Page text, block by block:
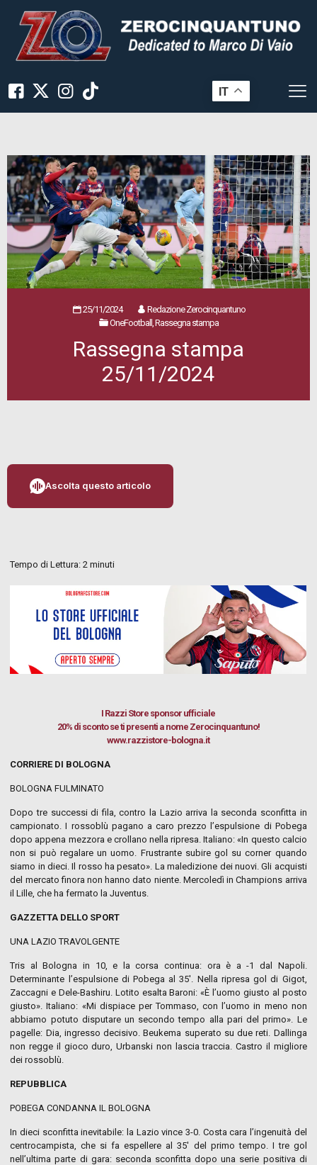
IT
25/11/2024
Redazione Zerocinquantuno
OneFootball, Rassegna stampa
Rassegna stampa
25/11/2024
Ascolta questo articolo
Tempo di Lettura:2 minuti
I Razzi Store sponsor ufficiale
20% di sconto se ti presenti a nome Zerocinquantuno!
www.razzistore-bologna.it
CORRIERE DI BOLOGNA
BOLOGNA FULMINATO
Dopo tre successi di fila, contro la Lazio arriva la seconda sconfitta in
campionato. I rossoblù pagano a caro prezzo l’espulsione di Pobega
dopo appena mezzora e crollano nella ripresa. Italiano: «In questo calcio
non si può regalare un uomo. Frustrante subire gol su corner quando
siamo in dieci. Il rosso ha pesato». La maledizione dei nuovi. Gli acquisti
del mercato finora non hanno dato niente. Mercoledì in Champions arriva
il Lille, che ha fermato la Juventus.
GAZZETTA DELLO SPORT
UNA LAZIO TRAVOLGENTE
Tris al Bologna in 10, e la corsa continua: ora è a -1 dal Napoli.
Determinante l’espulsione di Pobega al 35′. Nella ripresa gol di Gigot,
Zaccagni e Dele-Bashiru. Lotito esalta Baroni: «È l’uomo giusto al posto
giusto». Italiano: «Mi dispiace per Tommaso, con l’uomo in meno non
abbiamo potuto disputare un secondo tempo alla pari del primo». Le
pagelle: Dia, ingresso decisivo. Beukema superato su due reti. Dallinga
non regge il gioco duro, Urbanski non lascia traccia. Castro il migliore
dei rossoblù.
REPUBBLICA
POBEGA CONDANNA IL BOLOGNA
In dieci sconfitta inevitabile: la Lazio vince 3-0. Costa cara l’ingenuità del
centrocampista, che si fa espellere al 35′ del primo tempo. I tre gol
nell’ultima parte di gara: seconda sconfitta dopo una serie positiva di